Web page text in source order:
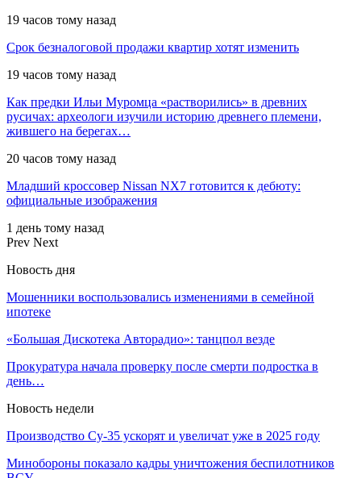
19 часов тому назад
Срок безналоговой продажи квартир хотят изменить
19 часов тому назад
Как предки Ильи Муромца «растворились» в древних
русичах: археологи изучили историю древнего племени,
жившего на берегах…
20 часов тому назад
Младший кроссовер Nissan NX7 готовится к дебюту:
официальные изображения
1 день тому назад
Prev Next
Новость дня
Мошенники воспользовались изменениями в семейной
ипотеке
«Большая Дискотека Авторадио»: танцпол везде
Прокуратура начала проверку после смерти подростка в
день…
Новость недели
Производство Су-35 ускорят и увеличат уже в 2025 году
Минобороны показало кадры уничтожения беспилотников